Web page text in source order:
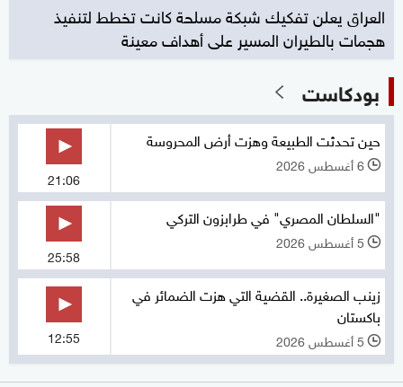
العراق يعلن تفكيك شبكة مسلحة كانت تخطط لتنفيذ
هجمات بالطيران المسير على أهداف معينة
بودكاست
حين تحدثت الطبيعة وهزت أرض المحروسة
l 6 أغسطس 2026
21:06
"السلطان المصري" في طرابزون التركي
l 5 أغسطس 2026
25:58
زينب الصغيرة.. القضية التي هزت الضمائر في
باكستان
l 5 أغسطس 2026 12:55